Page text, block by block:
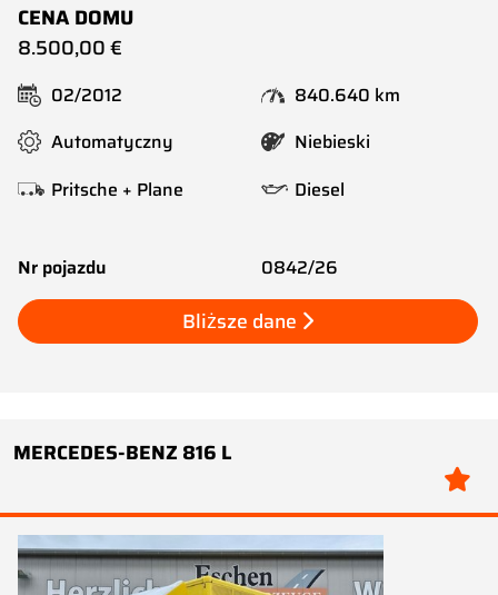
CENA DOMU
8.500,00 €
02/2012
840.640 km
Automatyczny
Niebieski
Pritsche + Plane
Diesel
Nr pojazdu 0842/26
Bliższe dane
MERCEDES-BENZ 816 L